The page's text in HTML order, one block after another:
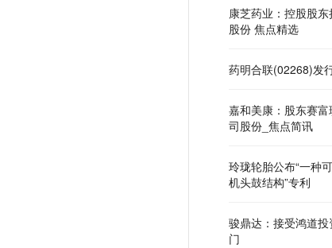
康芝药业：控股股
股份 焦点精选
药明合联(02268)发
嘉和美康：股东赛
司股份_焦点简讯
玲珑轮胎公布“一种
机头鼓结构”专利
骏鼎达：接受鸿道
门